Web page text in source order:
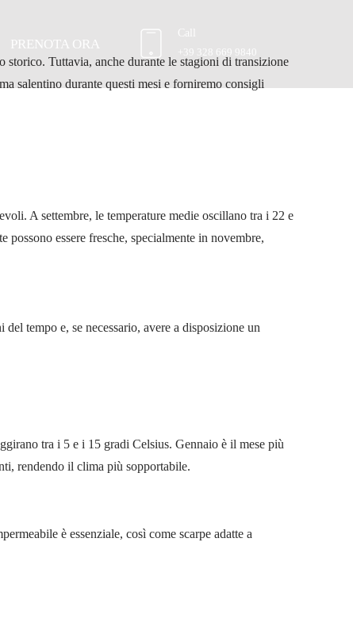
PRENOTA ORA
Call
+39 328 669 9840
vestirsi
Tuttavia, anche durante le stagioni di transizione
salentino durante questi mesi e forniremo consigli
A settembre, le temperature medie oscillano tra i 22 e
essere fresche, specialmente in novembre,
tempo e, se necessario, avere a disposizione un
tra i 5 e i 15 gradi Celsius. Gennaio è il mese più
rendendo il clima più sopportabile.
è essenziale, così come scarpe adatte a